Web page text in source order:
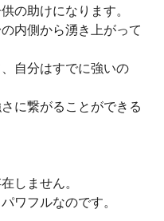
の助けになります。
内側から湧き上がって
自分はすでに強いの
に繋がることができる
しません。
ワフルなのです。